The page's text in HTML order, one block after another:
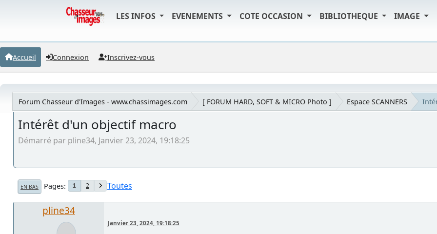
LES INFOS EVENEMENTS COTE OCCASION BIBLIOTHEQUE IMAGE
Accueil Connexion Inscrivez-vous
Forum Chasseur d'Images - www.chassimages.com [ FORUM HARD, SOFT & MICRO Photo ] Espace SCANNERS
Intérêt d'un objectif macro
Démarré par pline34, Janvier 23, 2024, 19:18:25
EN BAS Pages 1 2 Toutes
pline34
Janvier 23, 2024, 19:18:25